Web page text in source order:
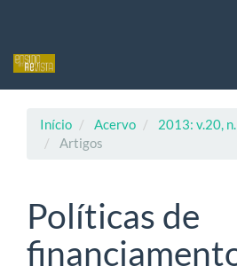
principal
Início Acervo
2013: v.20,
Artigos
Políticas de